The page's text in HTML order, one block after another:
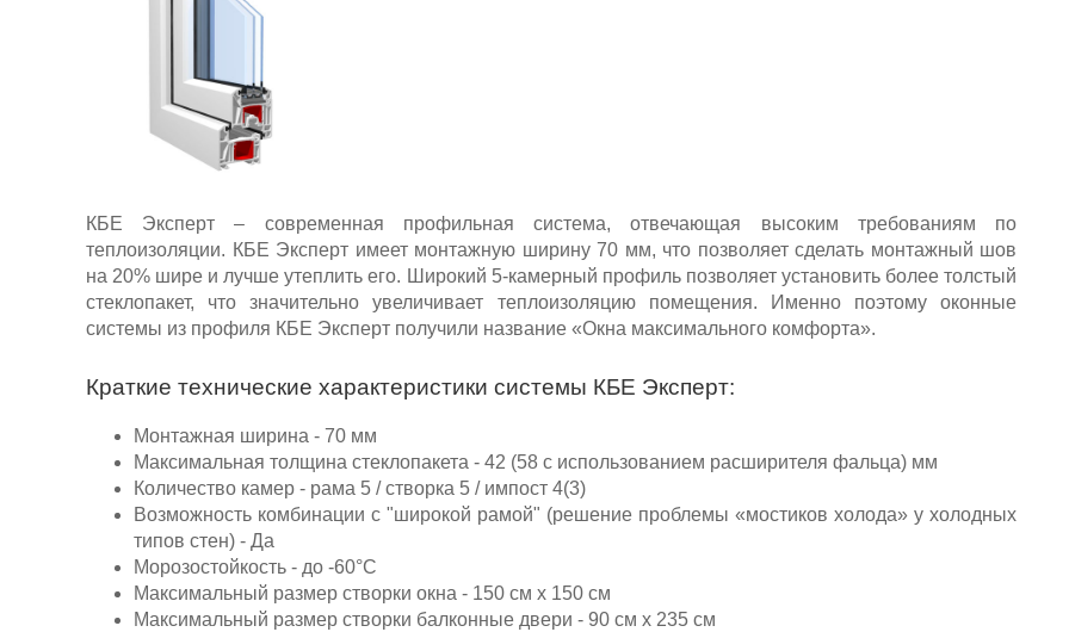
КБЕ Эксперт – современная профильная система, отвечающая высоким требованиям по
теплоизоляции. КБЕ Эксперт имеет монтажную ширину 70 мм, что позволяет сделать монтажный шов
на 20% шире и лучше утеплить его. Широкий 5-камерный профиль позволяет установить более толстый
стеклопакет, что значительно увеличивает теплоизоляцию помещения. Именно поэтому оконные
системы из профиля КБЕ Эксперт получили название «Окна максимального комфорта».
Краткие технические характеристики системы КБЕ Эксперт:
Монтажная ширина - 70 мм
Максимальная толщина стеклопакета - 42 (58 с использованием расширителя фальца) мм
Количество камер - рама 5 / створка 5 / импост 4(3)
Возможность комбинации с "широкой рамой" (решение проблемы «мостиков холода» у холодных
типов стен) - Да
Морозостойкость - до -60°С
Максимальный размер створки окна - 150 см х 150 см
Максимальный размер створки балконные двери - 90 см х 235 см